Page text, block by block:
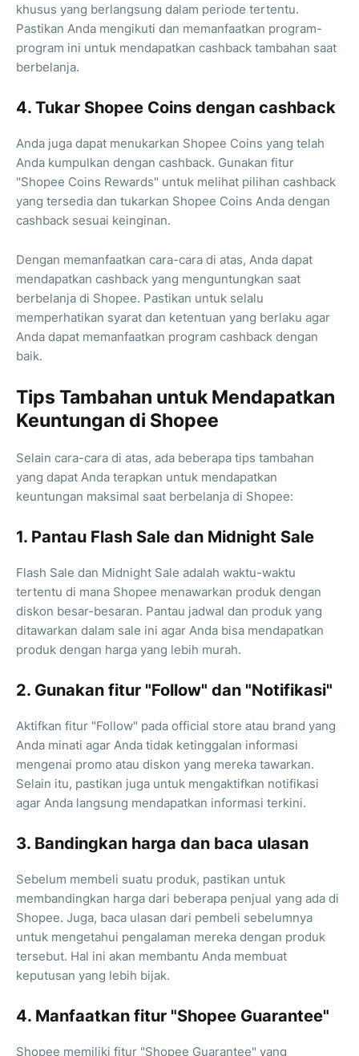
khusus yang berlangsung dalam periode tertentu.
Pastikan Anda mengikuti dan memanfaatkan program-
program ini untuk mendapatkan cashback tambahan saat
berbelanja.
4. Tukar Shopee Coins dengan cashback
Anda juga dapat menukarkan Shopee Coins yang telah
Anda kumpulkan dengan cashback. Gunakan fitur
"Shopee Coins Rewards" untuk melihat pilihan cashback
yang tersedia dan tukarkan Shopee Coins Anda dengan
cashback sesuai keinginan.
Dengan memanfaatkan cara-cara di atas, Anda dapat
mendapatkan cashback yang menguntungkan saat
berbelanja di Shopee. Pastikan untuk selalu
memperhatikan syarat dan ketentuan yang berlaku agar
Anda dapat memanfaatkan program cashback dengan
baik.
Tips Tambahan untuk Mendapatkan
Keuntungan di Shopee
Selain cara-cara di atas, ada beberapa tips tambahan
yang dapat Anda terapkan untuk mendapatkan
keuntungan maksimal saat berbelanja di Shopee:
1. Pantau Flash Sale dan Midnight Sale
Flash Sale dan Midnight Sale adalah waktu-waktu
tertentu di mana Shopee menawarkan produk dengan
diskon besar-besaran. Pantau jadwal dan produk yang
ditawarkan dalam sale ini agar Anda bisa mendapatkan
produk dengan harga yang lebih murah.
2. Gunakan fitur "Follow" dan "Notifikasi"
Aktifkan fitur "Follow" pada official store atau brand yang
Anda minati agar Anda tidak ketinggalan informasi
mengenai promo atau diskon yang mereka tawarkan.
Selain itu, pastikan juga untuk mengaktifkan notifikasi
agar Anda langsung mendapatkan informasi terkini.
3. Bandingkan harga dan baca ulasan
Sebelum membeli suatu produk, pastikan untuk
membandingkan harga dari beberapa penjual yang ada di
Shopee. Juga, baca ulasan dari pembeli sebelumnya
untuk mengetahui pengalaman mereka dengan produk
tersebut. Hal ini akan membantu Anda membuat
keputusan yang lebih bijak.
4. Manfaatkan fitur "Shopee Guarantee"
Shopee memiliki fitur "Shopee Guarantee" yang